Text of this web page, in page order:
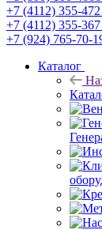
+7 (4112) 355-472
+7 (4112) 355-367
+7 (924) 765-70-
Каталог